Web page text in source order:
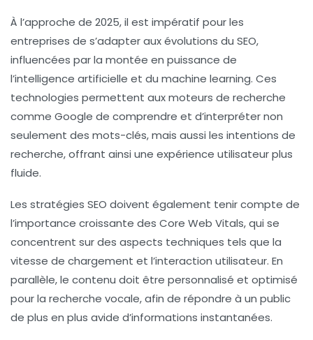
À l’approche de 2025, il est impératif pour les
entreprises de s’adapter aux évolutions du SEO,
influencées par la montée en puissance de
l’intelligence artificielle et du machine learning. Ces
technologies permettent aux moteurs de recherche
comme Google de comprendre et d’interpréter non
seulement des mots-clés, mais aussi les intentions de
recherche, offrant ainsi une expérience utilisateur plus
fluide.
Les stratégies SEO doivent également tenir compte de
l’importance croissante des Core Web Vitals, qui se
concentrent sur des aspects techniques tels que la
vitesse de chargement et l’interaction utilisateur. En
parallèle, le contenu doit être personnalisé et optimisé
pour la recherche vocale, afin de répondre à un public
de plus en plus avide d’informations instantanées.